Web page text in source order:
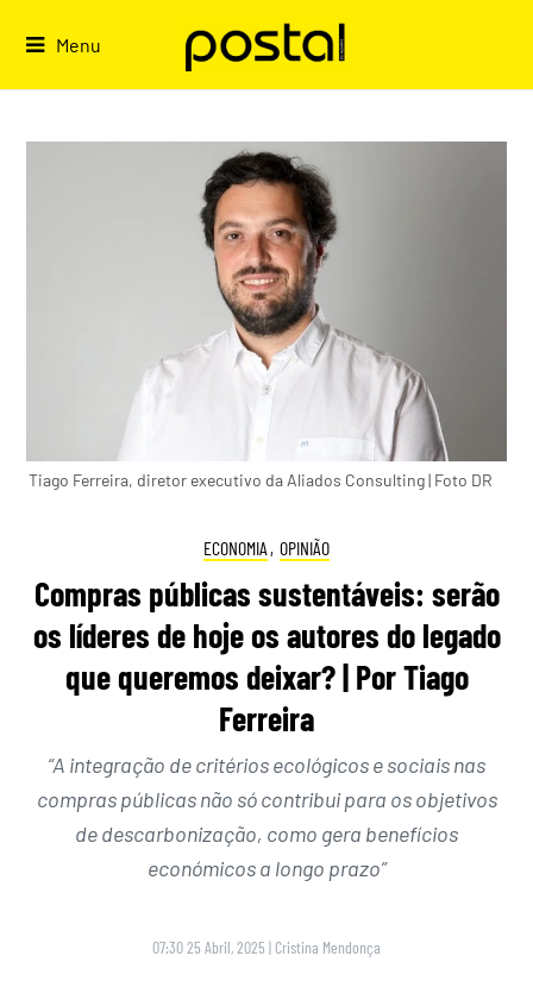
Menu
Tiago Ferreira, diretor executivo da Aliados Consulting | Foto DR
ECONOMIA , OPINIÃO
Compras públicas sustentáveis: serão
os líderes de hoje os autores do legado
que queremos deixar? | Por Tiago
Ferreira
“A integração de critérios ecológicos e sociais nas
compras públicas não só contribui para os objetivos
de descarbonização, como gera benefícios
económicos a longo prazo”
07:30 25 Abril, 2025 | Cristina Mendonça